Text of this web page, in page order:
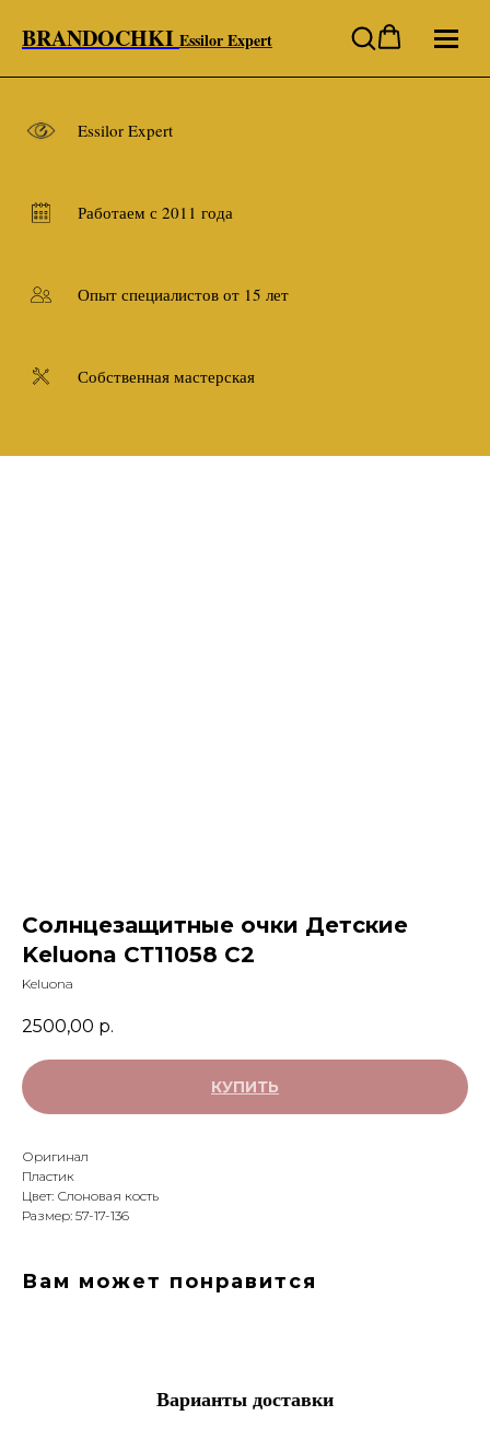
BRANDOCHKI Essilor Expert
Essilor Expert
Работаем с 2011 года
Опыт специалистов от 15 лет
Собственная мастерская
Солнцезащитные очки Детские
Keluona СТ11058 C2
Keluona
2500,00 р.
КУПИТЬ
Оригинал
Пластик
Цвет: Слоновая кость
Размер: 57-17-136
Вам может понравится
Варианты доставки